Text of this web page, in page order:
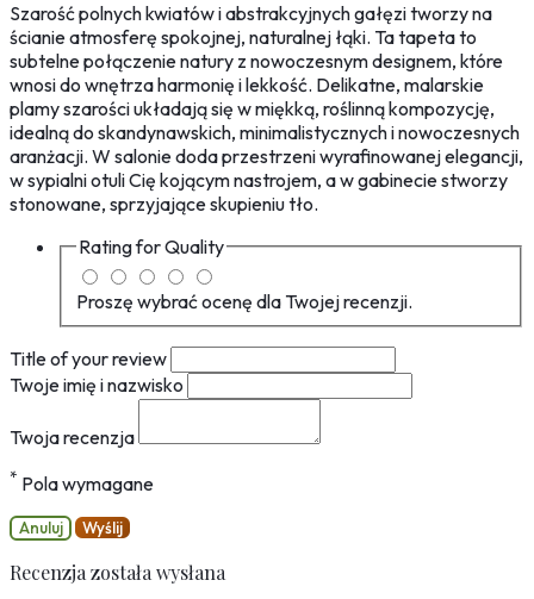
Szarość polnych kwiatów i abstrakcyjnych gałęzi tworzy na
ścianie atmosferę spokojnej, naturalnej łąki. Ta tapeta to
subtelne połączenie natury z nowoczesnym designem, które
wnosi do wnętrza harmonię i lekkość. Delikatne, malarskie
plamy szarości układają się w miękką, roślinną kompozycję,
idealną do skandynawskich, minimalistycznych i nowoczesnych
aranżacji. W salonie doda przestrzeni wyrafinowanej elegancji,
w sypialni otuli Cię kojącym nastrojem, a w gabinecie stworzy
stonowane, sprzyjające skupieniu tło.
Rating forQuality
Proszę wybrać ocenę dla Twojej recenzji.
Title of your review
Twoje imię i nazwisko
Twoja recenzja
* Pola wymagane
Anuluj Wyślij
Recenzja została wysłana